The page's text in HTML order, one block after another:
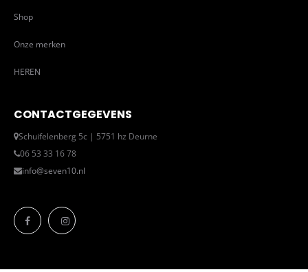
Shop
Onze merken
HEREN
CONTACTGEGEVENS
Schuifelenberg 5c | 5751 hz Deurne
06 53 33 16 78
info@seven10.nl